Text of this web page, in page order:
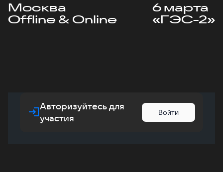
Москва
Offline & Online
6 марта
«ГЭС-2»
Авторизуйтесь для
участия
Войти